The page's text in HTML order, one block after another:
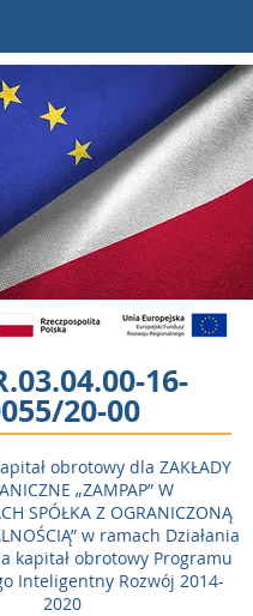
16-
20-00
obrotowy dla ZAKŁADY
„ZAMPAP” W
SPÓŁKA Z OGRANICZONĄ
w ramach Działania
kapitał obrotowy Programu
Inteligentny Rozwój 2014-
2020